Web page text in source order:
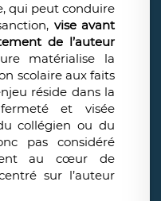
qui peut conduire
vise avant
de l’auteur
matérialise la
scolaire aux faits
réside dans la
et visée
collégien ou du
pas considéré
au cœur de
sur l’auteur